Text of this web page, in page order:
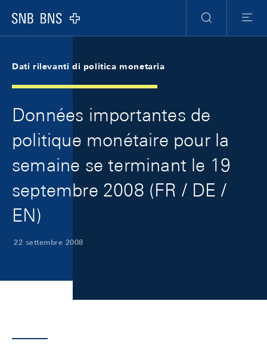
Logo
Ricerca
Menu
Dati rilevanti di politica monetaria
Données importantes de
politique monétaire pour la
semaine se terminant le 19
septembre 2008 (FR / DE /
EN)
22 settembre 2008